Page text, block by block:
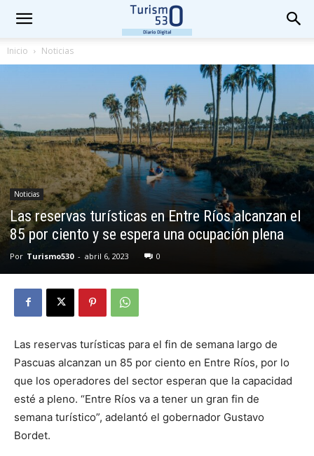
Inicio Noticias
Noticias
Las reservas turísticas en Entre Ríos alcanzan el
85 por ciento y se espera una ocupación plena
Por Turismo530 - abril 6, 2023 0
Las reservas turísticas para el fin de semana largo de
Pascuas alcanzan un 85 por ciento en Entre Ríos, por lo
que los operadores del sector esperan que la capacidad
esté a pleno. “Entre Ríos va a tener un gran fin de
semana turístico”, adelantó el gobernador Gustavo
Bordet.